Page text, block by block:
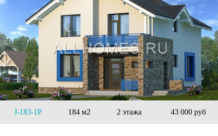
J-183-1P 184 м2 2 этажа 43 000 руб